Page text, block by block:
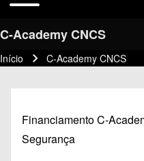
C-Academy CNCS
Navegação estrutural
Início C-Academy CNCS
Financiamento C-
Segurança